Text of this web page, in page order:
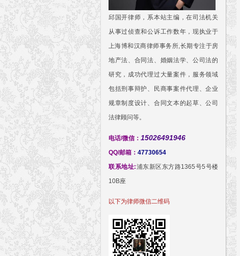
邱国开律师，系本站主编，在司法机关
从事过侦查和公诉工作数年，现执业于
上海博和汉商律师事务所,长期专注于房
地产法、合同法、婚姻法学、公司法的
研究，成功代理过大量案件，服务领域
包括刑事辩护、民商事案件代理、企业
规章制度设计、合同文本的起草、公司
法律顾问等。
电话/微信： 15026491946
QQ/邮箱： 47730654
联系地址:浦东新区东方路1365号5号楼
10B座
以下为律师微信二维码